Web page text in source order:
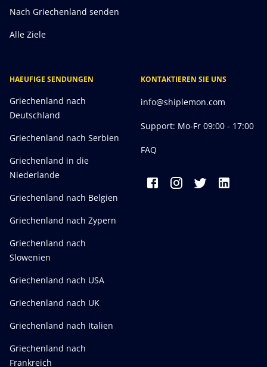
Nach Griechenland senden
Alle Ziele
HAEUFIGE SENDUNGEN
Griechenland nach
Deutschland
Griechenland nach Serbien
Griechenland in die
Niederlande
Griechenland nach Belgien
Griechenland nach Zypern
Griechenland nach
Slowenien
Griechenland nach USA
Griechenland nach UK
Griechenland nach Italien
Griechenland nach
Frankreich
KONTAKTIEREN SIE UNS
info@shiplemon.com
Support: Mo-Fr 09:00 - 17:00
FAQ